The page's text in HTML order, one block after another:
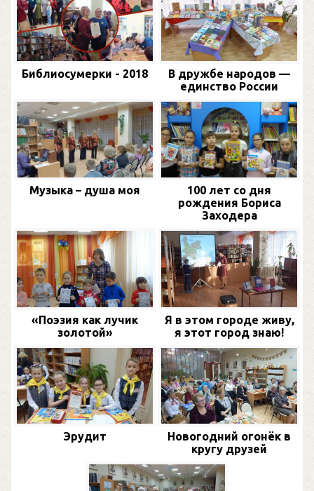
Библиосумерки - 2018
В дружбе народов —
единство России
Музыка – душа моя
100 лет со дня
рождения Бориса
Заходера
«Поэзия как лучик
золотой»
Я в этом городе живу,
я этот город знаю!
Эрудит
Новогодний огонёк в
кругу друзей